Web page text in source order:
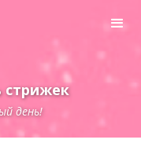
стрижек
день!